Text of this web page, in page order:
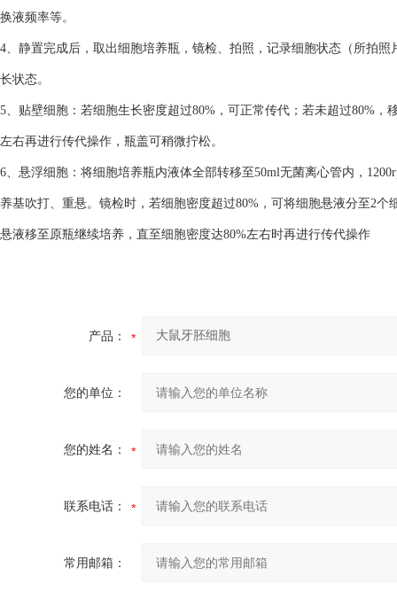
换液频率等。
4、静置完成后，取出细胞培养瓶，镜检、拍照，记录细胞状态（所拍
长状态。
5、贴壁细胞：若细胞生长密度超过80%，可正常传代；若未超过80%
左右再进行传代操作，瓶盖可稍微拧松。
6、悬浮细胞：将细胞培养瓶内液体全部转移至50ml无菌离心管内，
养基吹打、重悬。镜检时，若细胞密度超过80%，可将细胞悬液分至2
悬液移至原瓶继续培养，直至细胞密度达80%左右时再进行传代操作
产品：
您的单位：
您的姓名：
联系电话：
常用邮箱：